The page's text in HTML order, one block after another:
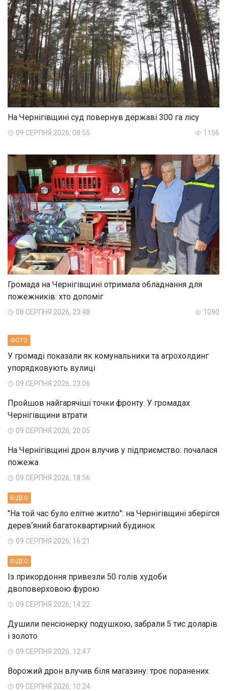
На Чернігівщині суд повернув державі 300 га лісу
09 СЕРПНЯ 2026, 08:55 1156
Громада на Чернігівщині отримала обладнання для
пожежників: хто допоміг
08 СЕРПНЯ 2026, 23:48 1090
ФОТО
У громаді показали як комунальники та агрохолдинг
упорядковують вулиці
09 СЕРПНЯ 2026, 23:06
Пройшов найгарячіші точки фронту. У громадах
Чернігівщини втрати
09 СЕРПНЯ 2026, 20:05
На Чернігівщині дрон влучив у підприємство: почалася
пожежа
09 СЕРПНЯ 2026, 18:56
ВIДЕО
"На той час було елітне житло": на Чернігівщині зберігся
деревʼяний багатоквартирний будинок
09 СЕРПНЯ 2026, 16:21
ВIДЕО
Із прикордоння привезли 50 голів худоби
двоповерховою фурою
09 СЕРПНЯ 2026, 14:22
Душили пенсіонерку подушкою, забрали 5 тис доларів
і золото
09 СЕРПНЯ 2026, 12:47
Ворожий дрон влучив біля магазину: троє поранених
09 СЕРПНЯ 2026, 10:24